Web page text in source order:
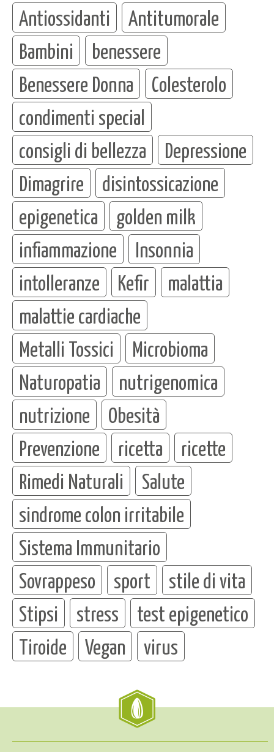
Antiossidanti
Antitumorale
Bambini
benessere
Benessere Donna
Colesterolo
condimenti special
consigli di bellezza
Depressione
Dimagrire
disintossicazione
epigenetica
golden milk
infiammazione
Insonnia
intolleranze
Kefir
malattia
malattie cardiache
Metalli Tossici
Microbioma
Naturopatia
nutrigenomica
nutrizione
Obesità
Prevenzione
ricetta
ricette
Rimedi Naturali
Salute
sindrome colon irritabile
Sistema Immunitario
Sovrappeso
sport
stile di vita
Stipsi
stress
test epigenetico
Tiroide
Vegan virus